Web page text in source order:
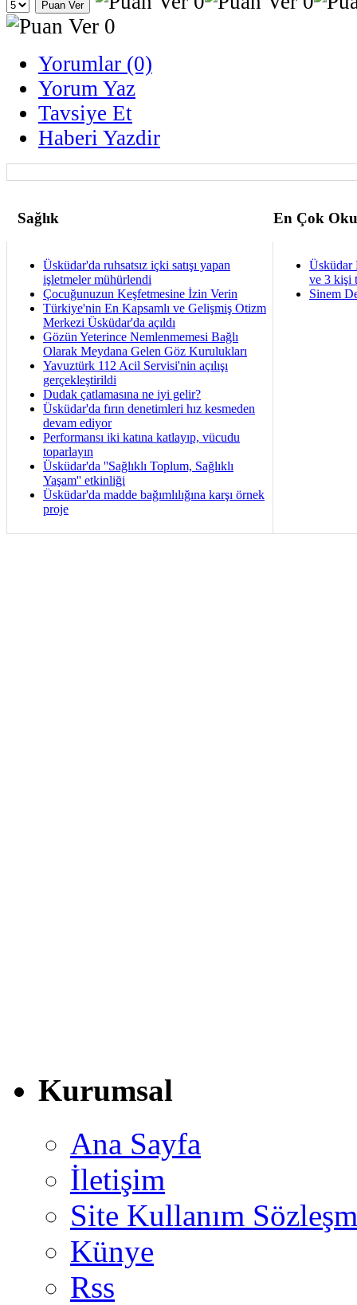
Yorumlar (0)
Yorum Yaz
Tavsiye Et
Haberi Yazdir
Sağlık En Çok
Üsküdar'da ruhsatsız içki satışı yapan
işletmeler mühürlendi
Çocuğunuzun Keşfetmesine İzin Verin
Türkiye'nin En Kapsamlı ve Gelişmiş Otizm
Merkezi Üsküdar'da açıldı
Gözün Yeterince Nemlenmemesi Bağlı
Olarak Meydana Gelen Göz Kurulukları
Yavuztürk 112 Acil Servisi'nin açılışı
gerçekleştirildi
Dudak çatlamasına ne iyi gelir?
Üsküdar'da fırın denetimleri hız kesmeden
devam ediyor
Performansı iki katına katlayıp, vücudu
toparlayın
Üsküdar'da ''Sağlıklı Toplum, Sağlıklı
Yaşam'' etkinliği
Üsküdar'da madde bağımlılığına karşı örnek
proje
Üsküdar
ve 3 kişi
Sinem
Kurumsal
Ana Sayfa
İletişim
Site Kullanım
Künye
Rss